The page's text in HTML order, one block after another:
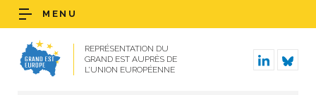
REPRÉSENTATION DU
GRAND EST AUPRÈS DE
L’UNION EUROPÉENNE
MENU